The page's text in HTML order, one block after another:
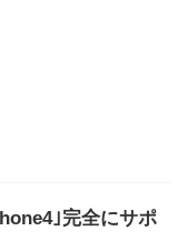
｣完全にサポ